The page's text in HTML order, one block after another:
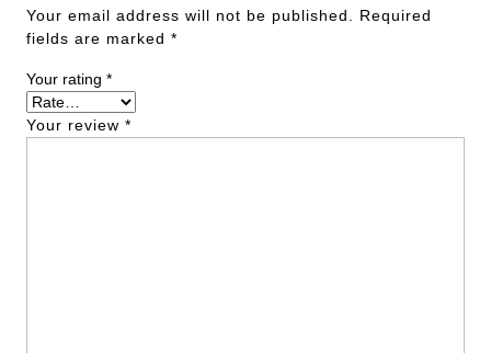
Your email address will not be published.
Required
fields are marked *
Your rating *
Your review *